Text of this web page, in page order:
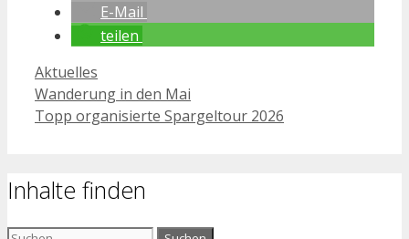
E-Mail
teilen
Kategorien
Aktuelles
Wanderung in den Mai
Topp organisierte Spargeltour 2026
Inhalte finden